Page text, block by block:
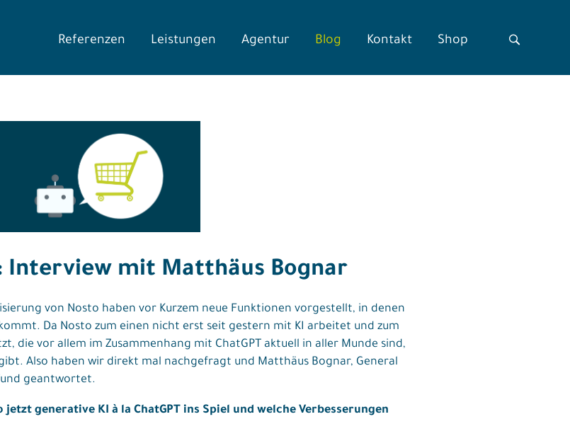
Referenzen Leistungen Agentur Blog Kontakt Shop
Interview mit Matthäus Bognar
von Nosto haben vor Kurzem neue Funktionen vorgestellt, in denen
Da Nosto zum einen nicht erst seit gestern mit KI arbeitet und zum
die vor allem im Zusammenhang mit ChatGPT aktuell in aller Munde sind,
Also haben wir direkt mal nachgefragt und Matthäus Bognar, General
geantwortet.
generative KI à la ChatGPT ins Spiel und welche Verbesserungen